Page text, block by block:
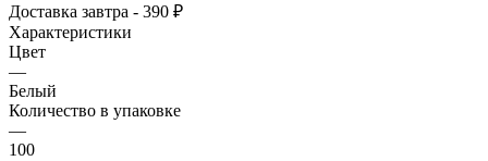
Доставка завтра - 390 ₽
Характеристики
Цвет
—
Белый
Количество в упаковке
—
100